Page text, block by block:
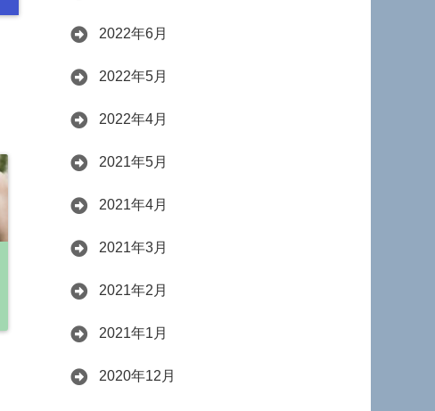
2022年6月
2022年5月
2022年4月
2021年5月
2021年4月
2021年3月
2021年2月
2021年1月
2020年12月